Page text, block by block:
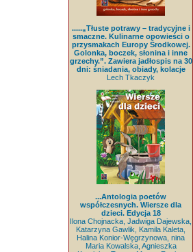
.....„Tłuste potrawy – tradycyjne i
smaczne. Kulinarne opowieści o
przysmakach Europy Środkowej.
Golonka, boczek, słonina i inne
grzechy.”. Zawiera jadłospis na 30
dni: śniadania, obiady, kolacje
Lech Tkaczyk
...Antologia poetów
współczesnych. Wiersze dla
dzieci. Edycja 18
Ilona Chojnacka, Jadwiga Dajewska,
Katarzyna Gawlik, Kamila Kaleta,
Halina Konior-Węgrzynowa, nina
Maria Kowalska, Agnieszka